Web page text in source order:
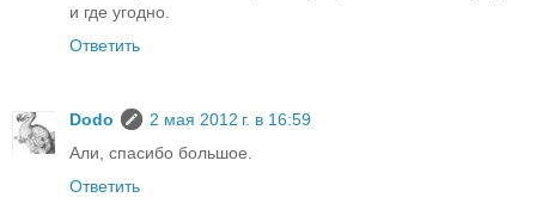
и где угодно.
Ответить
Dodo
2 мая 2012 г. в 16:59
Али, спасибо большое.
Ответить